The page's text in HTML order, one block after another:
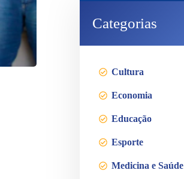
Categorias
Cultura
Economia
Educação
Esporte
Medicina e Saúde